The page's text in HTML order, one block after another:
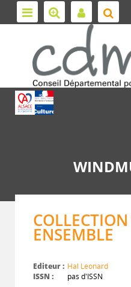
ENSEMBLE
Editeur : Hal Leonard
ISSN :
pas d'ISSN